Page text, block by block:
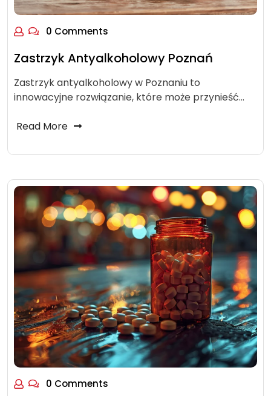
0 Comments
Zastrzyk Antyalkoholowy Poznań
Zastrzyk antyalkoholowy w Poznaniu to
innowacyjne rozwiązanie, które może przynieść…
Read More
0 Comments